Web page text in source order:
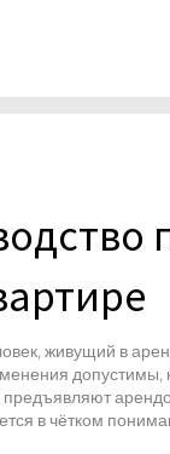
живущий в
допустимы,
предъявляют
в чётком